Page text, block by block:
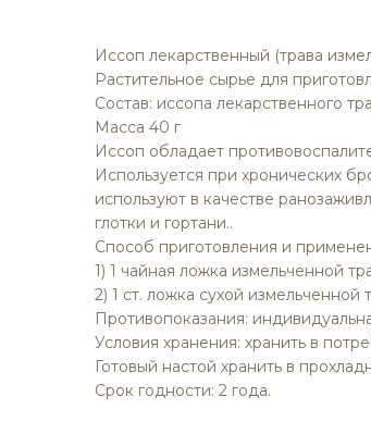
Иссоп лекарственный (трава
Растительное сырье для
Состав: иссопа лекарственного
Масса 40 г
Иссоп обладает
Используется при хронических
используют в качестве
глотки и гортани..
Способ приготовления и
1) 1 чайная ложка измельченной
2) 1 ст. ложка сухой
Противопоказания:
Условия хранения: хранить в
Готовый настой хранить в
Срок годности: 2 года.